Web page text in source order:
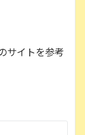
サイトを参考